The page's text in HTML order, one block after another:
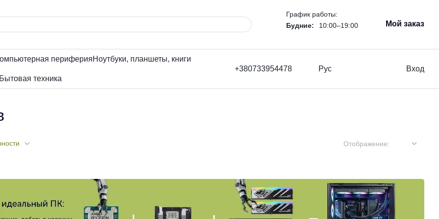
График работы:
Будние:
10:00–19:00 Мой заказ
периферияНоутбуки, планшеты, книги
техника
+380733954478 Рус Вход
Отображение: